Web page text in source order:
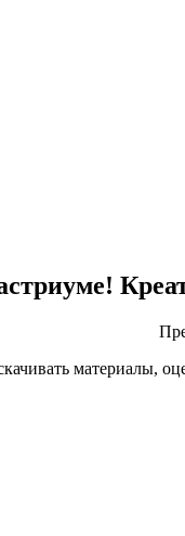
материалы,